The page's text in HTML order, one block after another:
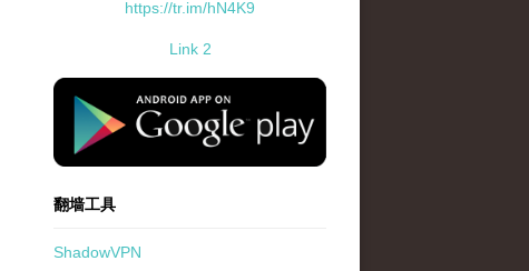
https://tr.im/hN4K9
Link 2
standard-icon-googleplay-app-store.png
翻墙工具
ShadowVPN